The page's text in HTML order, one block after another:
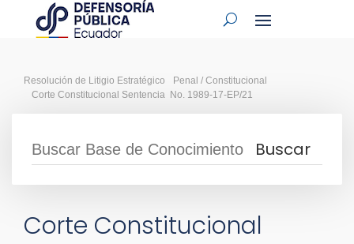
Resolución de Litigio Estratégico
Penal / Constitucional
Corte Constitucional Sentencia No. 1989-17-EP/21
Corte Constitucional